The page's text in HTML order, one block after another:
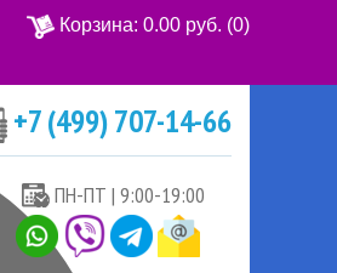
Корзина: 0.00 руб. (0)
+7 (499) 707-14-66
ПН-ПТ | 9:00-19:00